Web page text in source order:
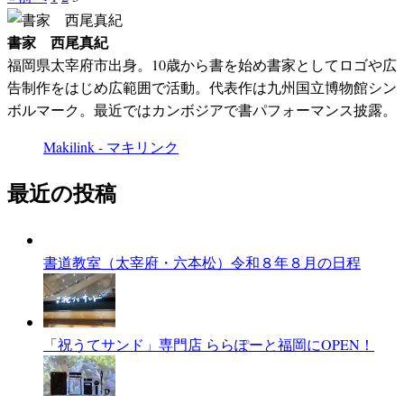
稿
ナ
ビ
ー
ョ
書家 西尾真紀
福岡県太宰府市出身。10歳から書を始め書家としてロゴや広
告制作をはじめ広範囲で活動。代表作は九州国立博物館シン
ボルマーク。最近ではカンボジアで書パフォーマンス披露。
Makilink - マキリンク
最近の投稿
書道教室（太宰府・六本松）令和８年８月の日程
「祝うてサンド」専門店 ららぽーと福岡にOPEN！